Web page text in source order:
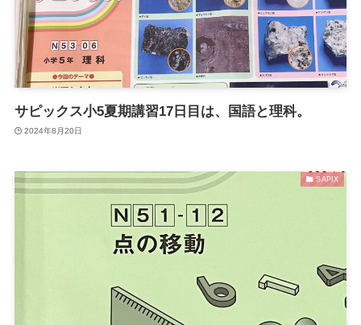
サピックス小5夏期講習17日目は、国語と理科。
2024年8月20日
SAPIX